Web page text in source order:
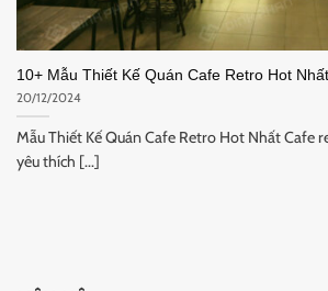
10+ Mẫu Thiết Kế Quán Cafe Retro Hot
20/12/2024
Mẫu Thiết Kế Quán Cafe Retro Hot Nhất Cafe
yêu thích [...]